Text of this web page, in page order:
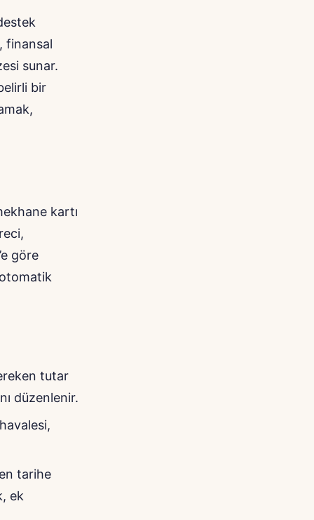
finansal
sunar.
bir
kartı
göre
tutar
düzenlenir.
tarihe
ek